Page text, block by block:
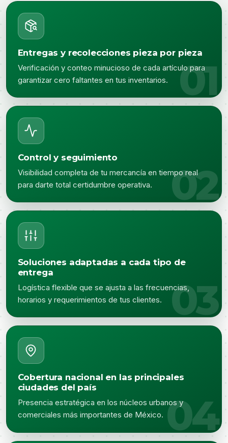
Entregas y recolecciones pieza por pieza
Verificación y conteo minucioso de cada artículo para
garantizar cero faltantes en tus inventarios.
Control y seguimiento
Visibilidad completa de tu mercancía en tiempo real
para darte total certidumbre operativa.
Soluciones adaptadas a cada tipo de
entrega
Logística flexible que se ajusta a las frecuencias,
horarios y requerimientos de tus clientes.
Cobertura nacional en las principales
ciudades del país
Presencia estratégica en los núcleos urbanos y
comerciales más importantes de México.